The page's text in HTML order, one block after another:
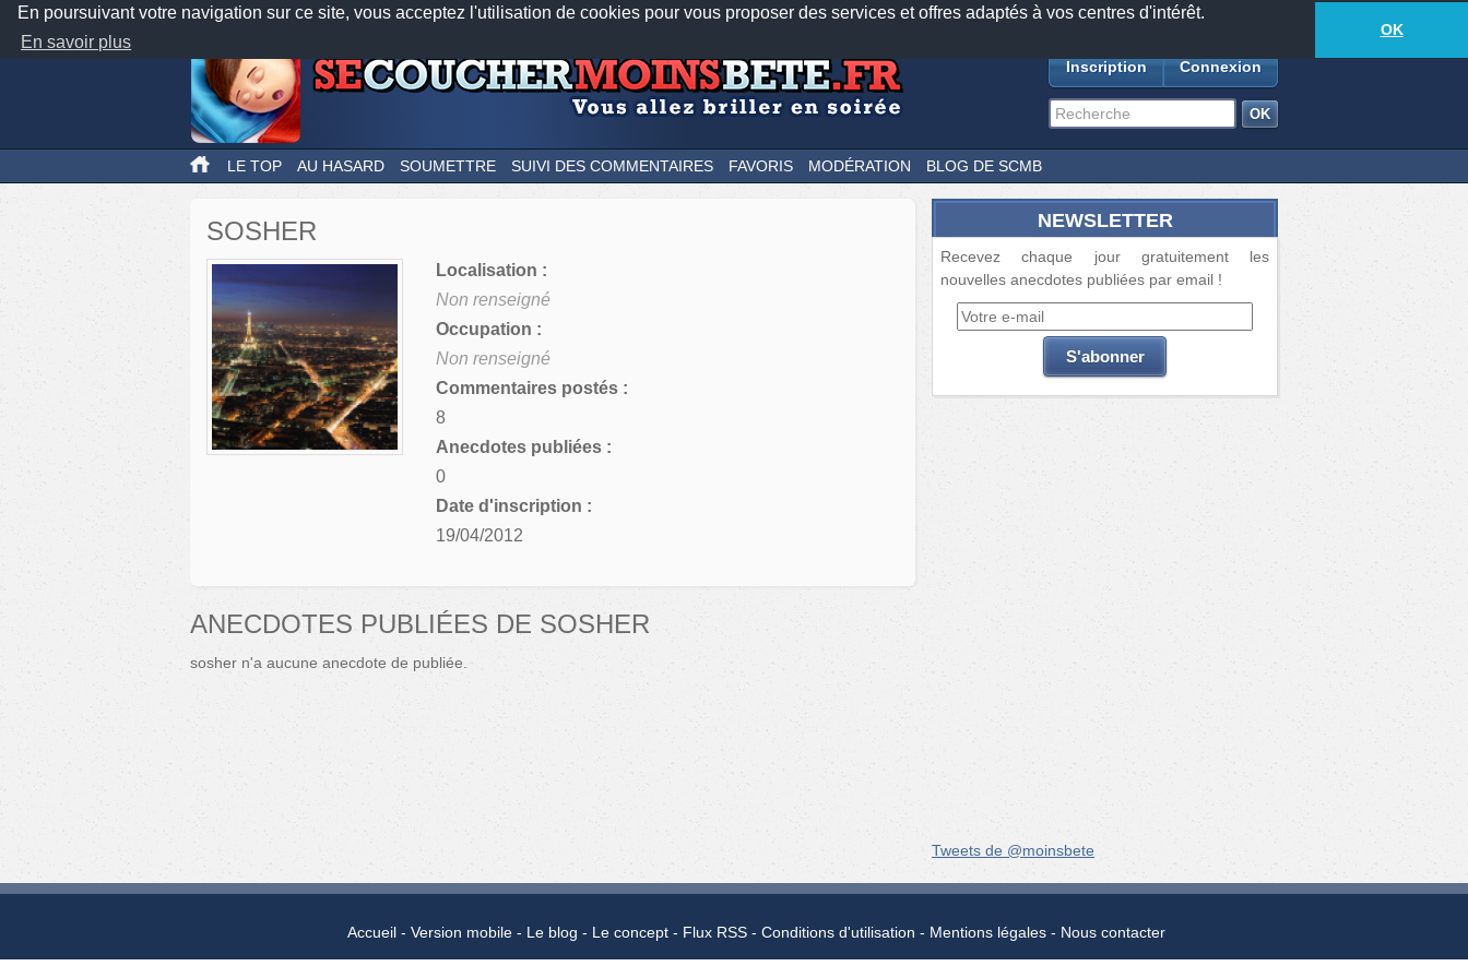
En poursuivant votre navigation sur ce site, vous acceptez l'utilisation de cookies pour vous proposer des services et offres adaptés à vos centres d'intérêt.
En savoir plus
OK
Nos applications mobiles Newsletter Facebook
TwitterFeeds18881anecdotes-273lecteurs connectés
Inscription Connexion
LE TOP AU HASARD SOUMETTRE SUIVI DES COMMENTAIRES FAVORIS MODÉRATION BLOG DE SCMB
SOSHER
Localisation :
Non renseigné
Occupation :
Non renseigné
Commentaires postés :
8
Anecdotes publiées :
0
Date d'inscription :
19/04/2012
ANECDOTES PUBLIÉES DE SOSHER
sosher n'a aucune anecdote de publiée.
NEWSLETTER
Recevez chaque jour gratuitement les
nouvelles anecdotes publiées par email !
Tweets de @moinsbete
Accueil Version mobile Le blog Le concept Flux RSS Conditions d'utilisation Mentions légales Nous contacter